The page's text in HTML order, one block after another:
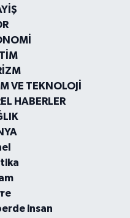
VE TEKNOLOJİ
HABERLER
insan